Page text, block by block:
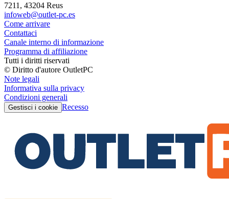
7211, 43204 Reus
infoweb@outlet-pc.es
Come arrivare
Contattaci
Canale interno di informazione
Programma di affiliazione
Tutti i diritti riservati
© Diritto d'autore OutletPC
Note legali
Informativa sulla privacy
Condizioni generali
Gestisci i cookie Recesso